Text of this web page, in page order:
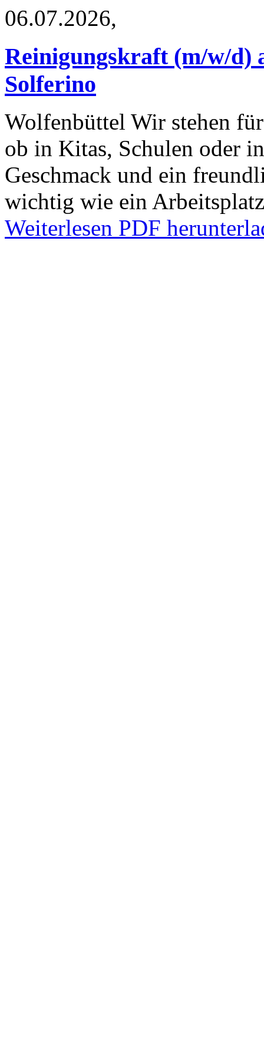
06.07.2026,
Reinigungskraft (m/w/d)
Solferino
Wolfenbüttel Wir stehen
ob in Kitas, Schulen oder
Geschmack und ein
wichtig wie ein
Weiterlesen PDF